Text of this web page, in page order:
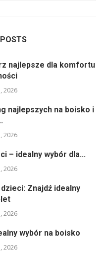
najlepsze dla komfortu
2026
najlepszych na boisko i
2026
– idealny wybór dla...
2026
Znajdź idealny
2026
wybór na boisko
2026